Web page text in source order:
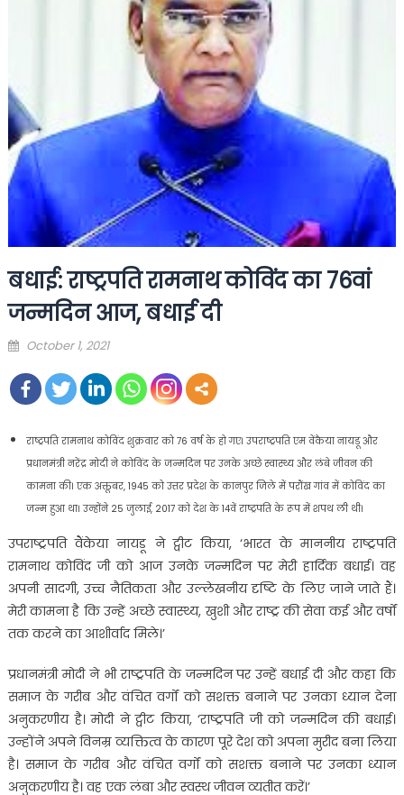
बधाई: राष्ट्रपति रामनाथ कोविंद का 76वां
जन्मदिन आज, बधाई दी
Posted
October 1, 2021
राष्ट्रपति रामनाथ कोविंद शुक्रवार को 76 वर्ष के हो गए। उपराष्ट्रपति एम वेंकैया नायडू और
प्रधानमंत्री नरेंद्र मोदी ने कोविंद के जन्मदिन पर उनके अच्छे स्वास्थ्य और लंबे जीवन की
कामना की। एक अक्तूबर, 1945 को उत्तर प्रदेश के कानपुर जिले में परौंख गांव में कोविंद का
जन्म हुआ था। उन्होंने 25 जुलाई, 2017 को देश के 14वें राष्ट्रपति के रूप में शपथ ली थी।
उपराष्ट्रपति वैंकेया नायडू ने ट्वीट किया, ‘भारत के माननीय राष्ट्रपति
रामनाथ कोविंद जी को आज उनके जन्मदिन पर मेरी हार्दिक बधाई। वह
अपनी सादगी, उच्च नैतिकता और उल्लेखनीय दृष्टि के लिए जाने जाते हैं।
मेरी कामना है कि उन्हें अच्छे स्वास्थ्य, खुशी और राष्ट्र की सेवा कई और वर्षों
तक करने का आशीर्वाद मिले।’
प्रधानमंत्री मोदी ने भी राष्ट्रपति के जन्मदिन पर उन्हें बधाई दी और कहा कि
समाज के गरीब और वंचित वर्गों को सशक्त बनाने पर उनका ध्यान देना
अनुकरणीय है। मोदी ने ट्वीट किया, ‘राष्ट्रपति जी को जन्मदिन की बधाई।
उन्होंने अपने विनम्र व्यक्तित्व के कारण पूरे देश को अपना मुरीद बना लिया
है। समाज के गरीब और वंचित वर्गों को सशक्त बनाने पर उनका ध्यान
अनुकरणीय है। वह एक लंबा और स्वस्थ जीवन व्यतीत करें।’